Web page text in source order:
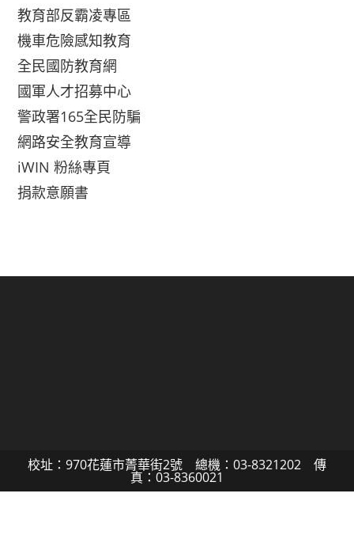
教育部反霸凌專區
機車危險感知教育
全民國防教育網
國軍人才招募中心
警政署165全民防騙
網路安全教育宣導
iWIN 粉絲專頁
捐款意願書
校址：970花蓮市菁華街2號 總機：03-8321202 傳
真：03-8360021